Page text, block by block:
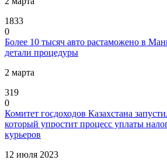
1833
0
Более 10 тысяч авто растаможено в
детали процедуры
2 марта
319
0
Комитет госдоходов Казахстана
который упростит процесс уплаты
курьеров
12 июля 2023